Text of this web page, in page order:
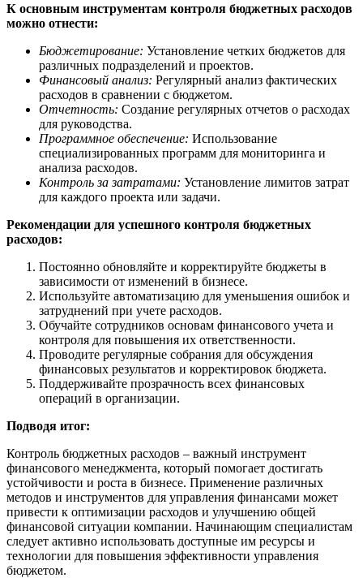
К основным инструментам контроля бюджетных расходов
можно отнести:
Бюджетирование: Установление четких бюджетов для
различных подразделений и проектов.
Финансовый анализ: Регулярный анализ фактических
расходов в сравнении с бюджетом.
Отчетность: Создание регулярных отчетов о расходах
для руководства.
Программное обеспечение: Использование
специализированных программ для мониторинга и
анализа расходов.
Контроль за затратами: Установление лимитов затрат
для каждого проекта или задачи.
Рекомендации для успешного контроля бюджетных
расходов:
Постоянно обновляйте и корректируйте бюджеты в
зависимости от изменений в бизнесе.
Используйте автоматизацию для уменьшения ошибок и
затруднений при учете расходов.
Обучайте сотрудников основам финансового учета и
контроля для повышения их ответственности.
Проводите регулярные собрания для обсуждения
финансовых результатов и корректировок бюджета.
Поддерживайте прозрачность всех финансовых
операций в организации.
Подводя итог:
Контроль бюджетных расходов – важный инструмент
финансового менеджмента, который помогает достигать
устойчивости и роста в бизнесе. Применение различных
методов и инструментов для управления финансами может
привести к оптимизации расходов и улучшению общей
финансовой ситуации компании. Начинающим специалистам
следует активно использовать доступные им ресурсы и
технологии для повышения эффективности управления
бюджетом.